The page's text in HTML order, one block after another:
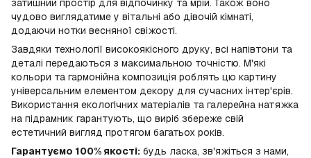
затишний простір для відпочинку та мрій. Також воно
чудово виглядатиме у вітальні або дівочій кімнаті,
додаючи нотки весняної свіжості.
Завдяки технології високоякісного друку, всі напівтони та
деталі передаються з максимальною точністю. М'які
кольори та гармонійна композиція роблять цю картину
універсальним елементом декору для сучасних інтер'єрів.
Використання екологічних матеріалів та галерейна натяжка
на підрамник гарантують, що виріб збереже свій
естетичний вигляд протягом багатьох років.
Гарантуємо 100% якості: будь ласка, зв'яжіться з нами,